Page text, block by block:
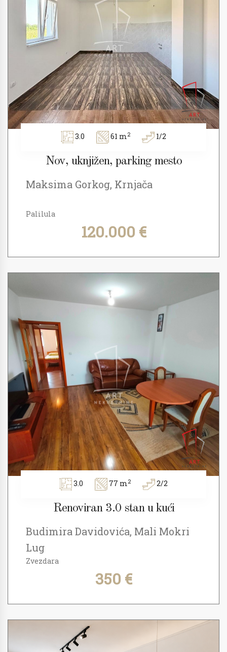
3.0 61 m2 1/2
Nov, uknjižen, parking mesto
Maksima Gorkog, Krnjača
Palilula
120.000 €
3.0 77 m2 2/2
Renoviran 3.0 stan u kući
Budimira Davidovića, Mali Mokri
Lug
Zvezdara
350 €